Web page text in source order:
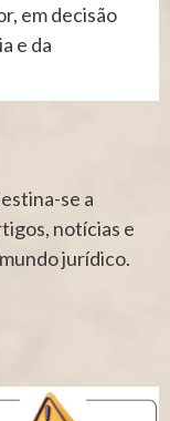
em decisão
e da
se a
notícias e
jurídico.